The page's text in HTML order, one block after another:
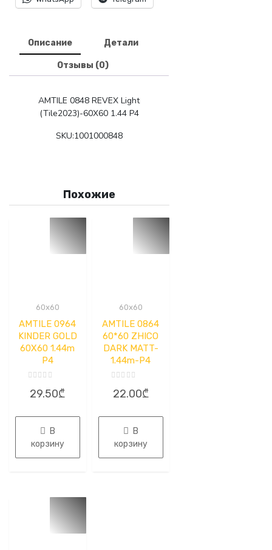
Описание Детали
Отзывы (0)
AMTILE 0848 REVEX Light
(Tile2023)-60X60 1.44 P4
SKU:1001000848
Похожие
60x60
AMTILE 0964
KINDER GOLD
60X60 1.44m
P4
029.50₾
В
корзину
60x60
AMTILE 0864
60*60 ZHICO
DARK MATT-
1.44m-P4
022.00₾
В
корзину